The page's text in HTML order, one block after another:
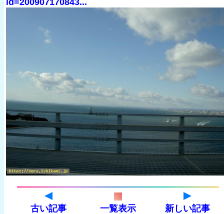
id=200907170843...
古い記事 一覧表示 新しい記事